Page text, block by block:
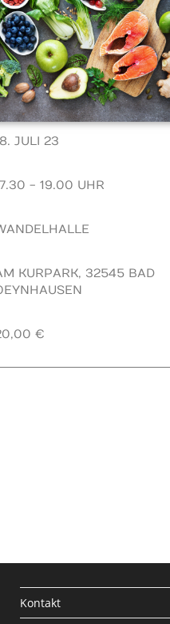
JULI 23
- 19.00 UHR
KURPARK, 32545 BAD
€
Kontakt